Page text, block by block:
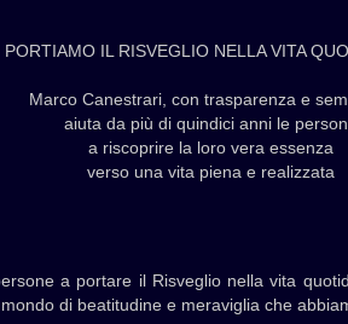
PORTIAMO IL RISVEGLIO NELLA VITA
Marco Canestrari, con trasparenza e
aiuta da più di quindici anni le
a riscoprire la loro vera essenza
verso una vita piena e realizzata
a portare il Risveglio nella vita
di beatitudine e meraviglia che